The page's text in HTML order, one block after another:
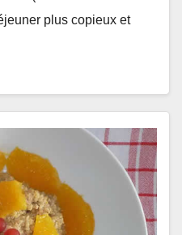
plus copieux et